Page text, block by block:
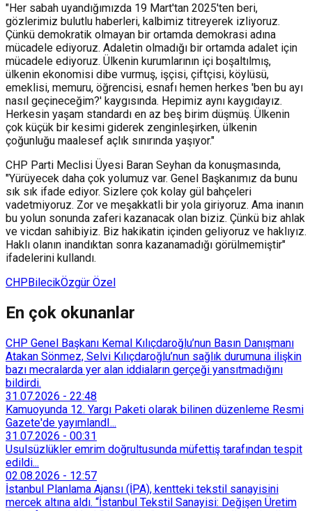
"Her sabah uyandığımızda 19 Mart'tan 2025'ten beri,
gözlerimiz bulutlu haberleri, kalbimiz titreyerek izliyoruz.
Çünkü demokratik olmayan bir ortamda demokrasi adına
mücadele ediyoruz. Adaletin olmadığı bir ortamda adalet için
mücadele ediyoruz. Ülkenin kurumlarının içi boşaltılmış,
ülkenin ekonomisi dibe vurmuş, işçisi, çiftçisi, köylüsü,
emeklisi, memuru, öğrencisi, esnafı hemen herkes 'ben bu ayı
nasıl geçineceğim?' kaygısında. Hepimiz aynı kaygıdayız.
Herkesin yaşam standardı en az beş birim düşmüş. Ülkenin
çok küçük bir kesimi giderek zenginleşirken, ülkenin
çoğunluğu maalesef açlık sınırında yaşıyor."
CHP Parti Meclisi Üyesi Baran Seyhan da konuşmasında,
"Yürüyecek daha çok yolumuz var. Genel Başkanımız da bunu
sık sık ifade ediyor. Sizlere çok kolay gül bahçeleri
vadetmiyoruz. Zor ve meşakkatli bir yola giriyoruz. Ama inanın
bu yolun sonunda zaferi kazanacak olan biziz. Çünkü biz ahlak
ve vicdan sahibiyiz. Biz hakikatin içinden geliyoruz ve haklıyız.
Haklı olanın inandıktan sonra kazanamadığı görülmemiştir"
ifadelerini kullandı.
CHPBilecikÖzgür Özel
En çok okunanlar
CHP Genel Başkanı Kemal Kılıçdaroğlu’nun Basın Danışmanı
Atakan Sönmez, Selvi Kılıçdaroğlu’nun sağlık durumuna ilişkin
bazı mecralarda yer alan iddiaların gerçeği yansıtmadığını
bildirdi.
31.07.2026 - 22:48
Kamuoyunda 12. Yargı Paketi olarak bilinen düzenleme Resmi
Gazete'de yayımlandI...
31.07.2026 - 00:31
Usulsüzlükler emrim doğrultusunda müfettiş tarafından tespit
edildi...
02.08.2026 - 12:57
İstanbul Planlama Ajansı (İPA), kentteki tekstil sanayisini
mercek altına aldı. “İstanbul Tekstil Sanayisi: Değişen Üretim